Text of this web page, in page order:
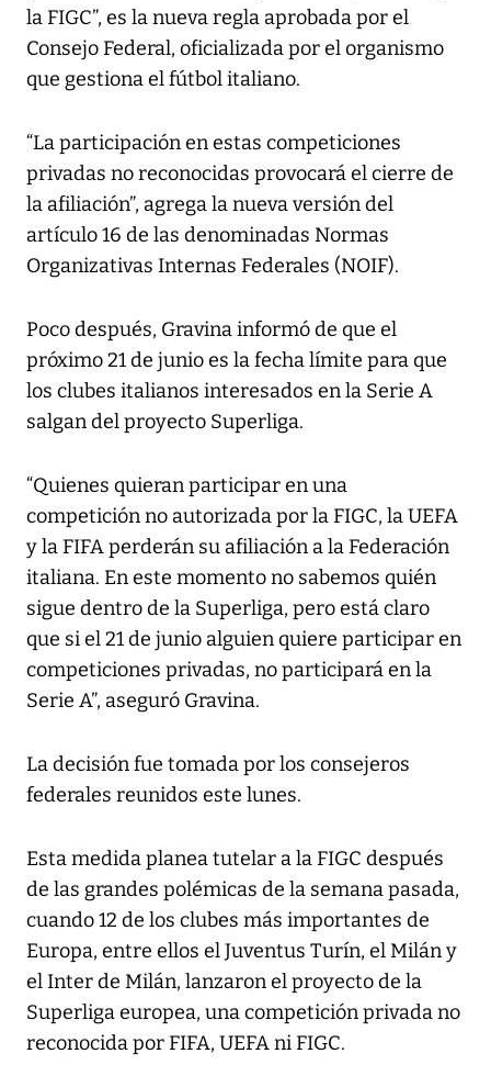
la FIGC”, es la nueva regla aprobada por el
Consejo Federal, oficializada por el organismo
que gestiona el fútbol italiano.
“La participación en estas competiciones
privadas no reconocidas provocará el cierre de
la afiliación”, agrega la nueva versión del
artículo 16 de las denominadas Normas
Organizativas Internas Federales (NOIF).
Poco después, Gravina informó de que el
próximo 21 de junio es la fecha límite para que
los clubes italianos interesados en la Serie A
salgan del proyecto Superliga.
“Quienes quieran participar en una
competición no autorizada por la FIGC, la UEFA
y la FIFA perderán su afiliación a la Federación
italiana. En este momento no sabemos quién
sigue dentro de la Superliga, pero está claro
que si el 21 de junio alguien quiere participar en
competiciones privadas, no participará en la
Serie A”, aseguró Gravina.
La decisión fue tomada por los consejeros
federales reunidos este lunes.
Esta medida planea tutelar a la FIGC después
de las grandes polémicas de la semana pasada,
cuando 12 de los clubes más importantes de
Europa, entre ellos el Juventus Turín, el Milán y
el Inter de Milán, lanzaron el proyecto de la
Superliga europea, una competición privada no
reconocida por FIFA, UEFA ni FIGC.